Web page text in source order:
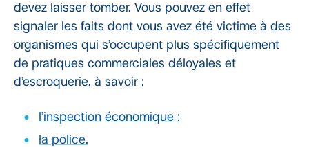
devez laisser tomber. Vous pouvez en effet
signaler les faits dont vous avez été victime à des
organismes qui s’occupent plus spécifiquement
de pratiques commerciales déloyales et
d’escroquerie, à savoir :
l’inspection économique ;
la police.